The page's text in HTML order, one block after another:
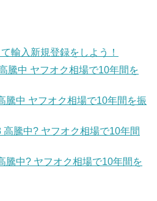
輸入新規登録をしよう！
騰中 ヤフオク相場で10年間を
騰中 ヤフオク相場で10年間を振
騰中? ヤフオク相場で10年間
騰中? ヤフオク相場で10年間を